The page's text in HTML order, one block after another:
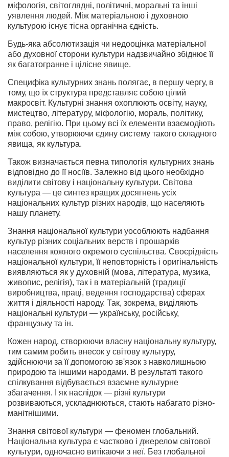
міфологія, світоглядні, політичні, моральні та інші
уявлення людей. Між матеріальною і духовною
культурою існує тісна органічна єдність.
Будь-яка абсолютизація чи недооцінка матеріальної
або духовної сторони культури надзвичайно збіднює її
як ба­гатогранне і цілісне явище.
Специфіка культурних знань полягає, в першу чергу, в
тому, що їх структура представляє собою цілий
макросвіт. Культурні знання охоплюють освіту, науку,
мистецтво, літературу, міфологію, мораль, політику,
право, релігію. При цьому всі їх елемен­ти взаємодіють
між собою, утворюючи єдину систему та­кого складного
явища, як культура.
Також визначається певна типологія культурних знань
відпові­дно до її носіїв. Залежно від цього необхідно
виділити світо­ву і національну культури. Світова
культура — це синтез кращих досягнень усіх
національних культур різних народів, що населяють
нашу планету.
Знання національної культури уособлюють надбання
культур різних соціальних верств і прошарків
населення кожного окремого суспільства. Своєрідність
національної культури, її неповторність і оригінальність
виявляються як у духовній (мова, література, музика,
живопис, релігія), так і в матеріальній (традиції
виробництва, праці, ведення гос­подарства) сферах
життя і діяльності народу. Так, зокре­ма, виділяють
національні культури — українську, російсь­ку,
французьку та ін.
Кожен народ, створюючи власну національну культуру,
тим самим робить внесок у світову культуру,
здійснюючи за її допомогою зв'язок з навколишньою
природою та інши­ми народами. В результаті такого
спілкування відбуваєть­ся взаємне культурне
збагачення. І як наслідок — різні куль­тури
розвиваються, ускладнюються, стають набагато різно­
манітнішими.
Знання світової культури — феномен глобальний.
Національна культура є частково і джерелом світової
культури, одночасно витікаючи з неї. Без глобальної